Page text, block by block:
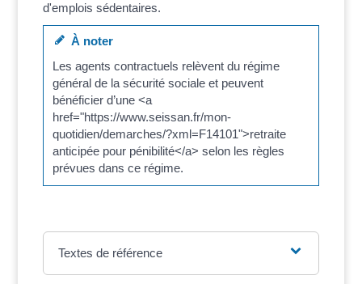
d'emplois sédentaires.
À noter
Les agents contractuels relèvent du régime
général de la sécurité sociale et peuvent
bénéficier d’une <a
href="https://www.seissan.fr/mon-
quotidien/demarches/?xml=F14101">retraite
anticipée pour pénibilité</a> selon les règles
prévues dans ce régime.
Textes de référence